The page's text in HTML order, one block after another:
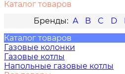
Каталог товаров
A
B C D
Каталог товаров
Газовые колонки
Газовые котлы
Напольные газовые котлы